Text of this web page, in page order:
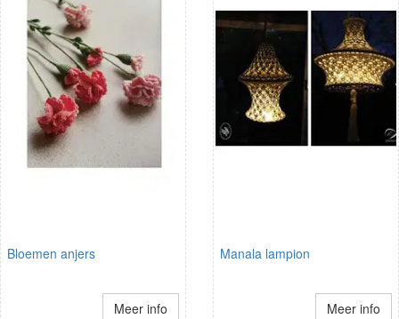
Bloemen anjers
Meer info
Manala lampion
Meer info